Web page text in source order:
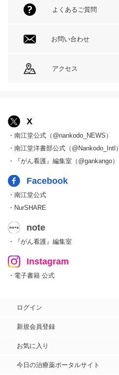
よくあるご質問
お問い合わせ
アクセス
X
・南江堂公式（@nankodo_NEWS）
・南江堂洋書部公式（@Nankodo_Intl）
・『がん看護』編集室（@gankango）
Facebook
・南江堂公式
・NurSHARE
note
・『がん看護』編集室
Instagram
・電子書籍 公式
ログイン
新規会員登録
お気に入り
今日の治療薬ポータルサイト